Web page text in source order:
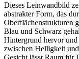
Dieses Leinwandbild
abstrakter Form, das
Oberflächenstrukturen
Blau und Schwarz
Hintergrund hervor und
zwischen Helligkeit
Gesicht lässt Raum für